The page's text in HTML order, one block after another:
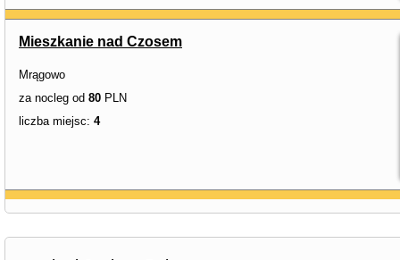
Mieszkanie nad Czosem
Mrągowo
za nocleg od 80 PLN
liczba miejsc: 4